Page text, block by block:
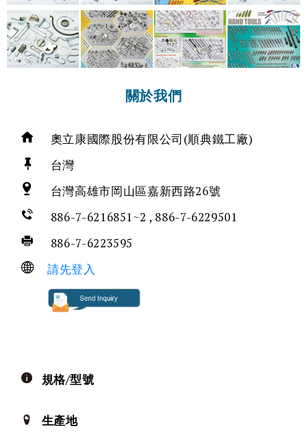
關於我們
奧立康國際股份有限公司(順典鐵工廠)
台灣
台灣高雄市岡山區嘉新西路26號
886-7-6216851~2 , 886-7-6229501
886-7-6223595
請先登入
規格/型號
生產地